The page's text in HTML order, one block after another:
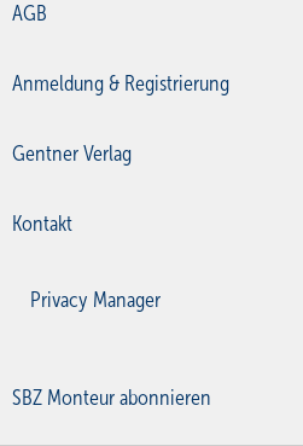
AGB
Anmeldung & Registrierung
Gentner Verlag
Kontakt
Privacy Manager
SBZ Monteur abonnieren